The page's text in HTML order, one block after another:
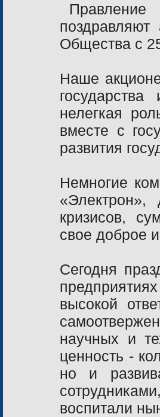
поздравляют
Общества с
Наше
нелегкая
вместе с
развития
Немногие
кризисов,
свое доброе
Сегодня
высокой
научных и
ценность -
но и
воспитали